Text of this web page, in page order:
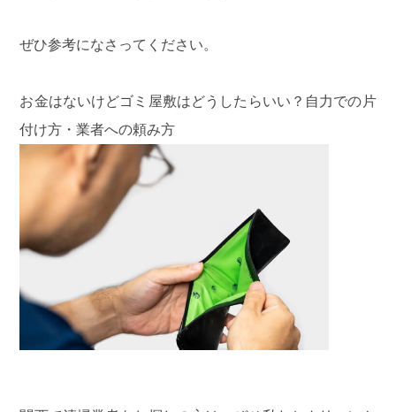
ぜひ参考になさってください。
お金はないけどゴミ屋敷はどうしたらいい？自力での片
付け方・業者への頼み方